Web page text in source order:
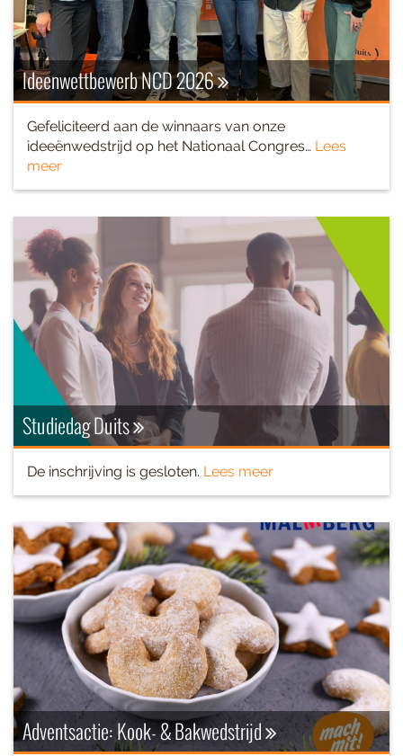
Ideenwettbewerb NCD 2026
Gefeliciteerd aan de winnaars van onze
ideeënwedstrijd op het Nationaal Congres… Lees
meer
Studiedag Duits
De inschrijving is gesloten. Lees meer
Adventsactie: Kook- & Bakwedstrijd